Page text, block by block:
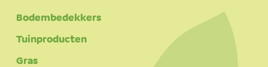
Bodembedekkers
Tuinproducten
Gras